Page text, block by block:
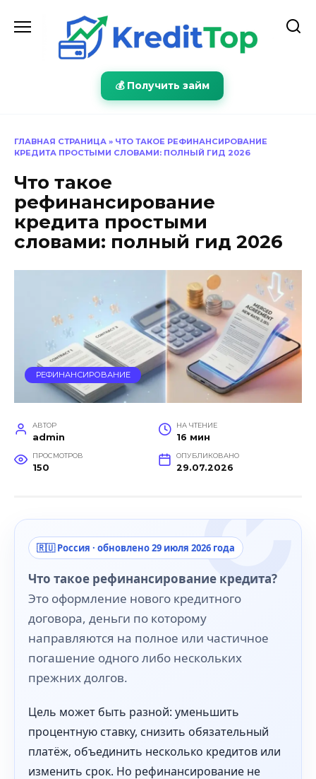
содержанию
💰 Получить займ
ГЛАВНАЯ СТРАНИЦА » ЧТО ТАКОЕ РЕФИНАНСИРОВАНИЕ
КРЕДИТА ПРОСТЫМИ СЛОВАМИ: ПОЛНЫЙ ГИД 2026
Что такое
рефинансирование
кредита простыми
словами: полный гид 2026
РЕФИНАНСИРОВАНИЕ
АВТОР
admin
НА ЧТЕНИЕ
16 мин
ПРОСМОТРОВ
150
ОПУБЛИКОВАНО
29.07.2026
🇷🇺 Россия · обновлено 29 июля 2026 года
Что такое рефинансирование кредита?
Это оформление нового кредитного
договора, деньги по которому
направляются на полное или частичное
погашение одного либо нескольких
прежних долгов.
Цель может быть разной: уменьшить
процентную ставку, снизить обязательный
платёж, объединить несколько кредитов или
изменить срок. Но рефинансирование не